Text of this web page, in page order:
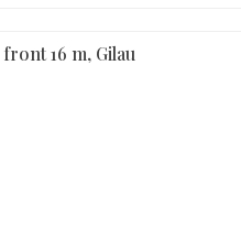
16 m, Gilau